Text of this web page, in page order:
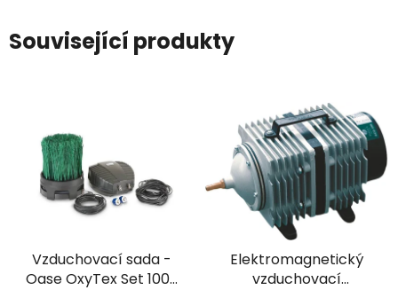
Související produkty
Vzduchovací sada -
Oase OxyTex Set 1000
Elektromagnetický
vzduchovací